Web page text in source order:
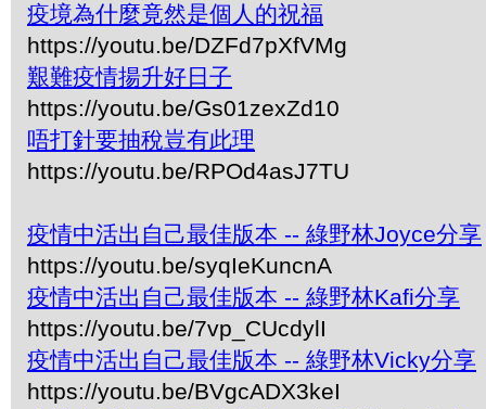
疫境為什麼竟然是個人的祝福
https://youtu.be/DZFd7pXfVMg
艱難疫情揚升好日子
https://youtu.be/Gs01zexZd10
唔打針要抽稅豈有此理
https://youtu.be/RPOd4asJ7TU
疫情中活出自己最佳版本 -- 綠野林Joyce分享
https://youtu.be/syqIeKuncnA
疫情中活出自己最佳版本 -- 綠野林Kafi分享
https://youtu.be/7vp_CUcdylI
疫情中活出自己最佳版本 -- 綠野林Vicky分享
https://youtu.be/BVgcADX3keI